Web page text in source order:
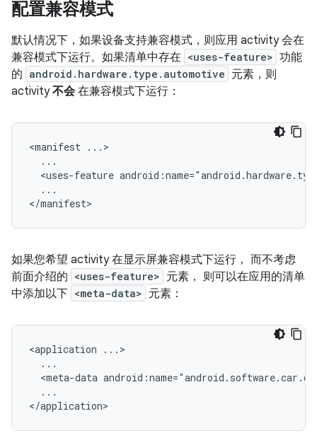
配置兼容模式
默认情况下，如果设备支持兼容模式，则应用 activity 会在
兼容模式下运行。如果清单中存在 <uses-feature> 功能
的 android.hardware.type.automotive 元素，则
activity不会 在兼容模式下运行：
<manifest
<uses-feature
...
如果您希望 activity 在显示屏兼容模式下运行， 而不考虑
前面介绍的 <uses-feature> 元素， 则可以在应用的清单
中添加以下 <meta-data> 元素：
<application
<meta-data
...